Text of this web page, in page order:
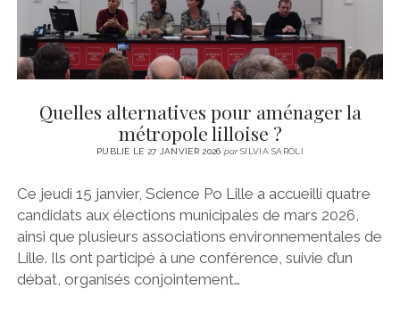
Quelles alternatives pour aménager la
métropole lilloise ?
PUBLIÉ LE 27 JANVIER 2026 parSILVIA SAROLI
Ce jeudi 15 janvier, Science Po Lille a accueilli quatre
candidats aux élections municipales de mars 2026,
ainsi que plusieurs associations environnementales de
Lille. Ils ont participé à une conférence, suivie d’un
débat, organisés conjointement…